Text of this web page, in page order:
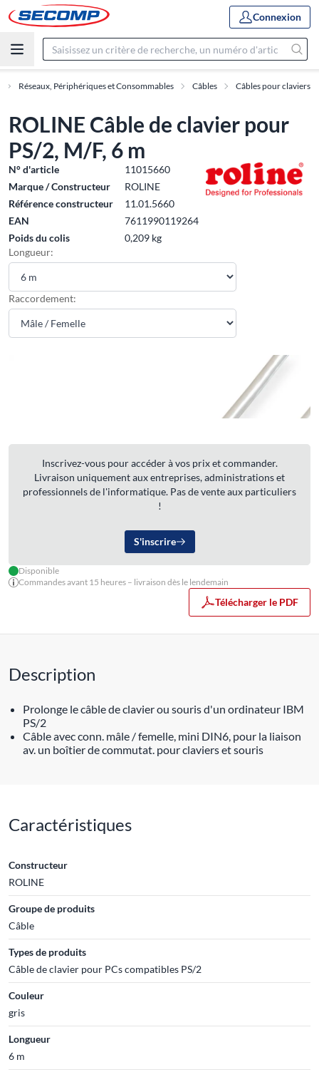
Connexion
Réseaux, Périphériques et Consommables Câbles Câbles pour claviers
ROLINE Câble de clavier pour
PS/2, M/F, 6 m
N° d'article
11015660
Marque / Constructeur
ROLINE
Référence constructeur
11.01.5660
EAN
7611990119264
Poids du colis
0,209 kg
Longueur:
Raccordement:
Inscrivez-vous pour accéder à vos prix et commander.
Livraison uniquement aux entreprises, administrations et
professionnels de l'informatique. Pas de vente aux particuliers
!
S'inscrire
Disponible
Commandes avant 15 heures – livraison dès le lendemain
Télécharger le PDF
Description
Prolonge le câble de clavier ou souris d'un ordinateur IBM
PS/2
Câble avec conn. mâle / femelle, mini DIN6, pour la liaison
av. un boîtier de commutat. pour claviers et souris
Caractéristiques
Constructeur
ROLINE
Groupe de produits
Câble
Types de produits
Câble de clavier pour PCs compatibles PS/2
Couleur
gris
Longueur
6 m